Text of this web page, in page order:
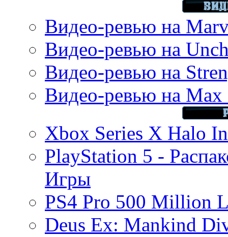
Видео-ревью на
Видео-ревью на
Видео-ревью на
Видео-ревью на Max
Xbox Series X Halo
PlayStation 5 -
Игры
PS4 Pro 500 Million
Deus Ex: Mankind